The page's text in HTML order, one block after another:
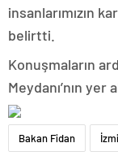
insanlarımızın
belirtti.
Konuşmaların
Meydanı’nın
Bakan Fidan